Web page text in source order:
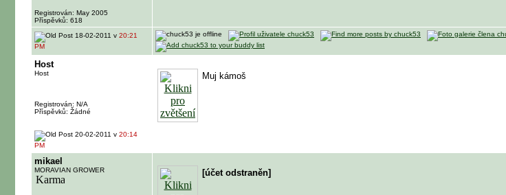
Registrován: May 2005
Příspěvků: 618
18-02-2011 v 20:21
PM
Host
Host
Registrován: N/A
Příspěvků: Žádné
Muj kámoš
20-02-2011 v 20:14
PM
mikael
MORAVIAN GROWER [účet odstraněn]